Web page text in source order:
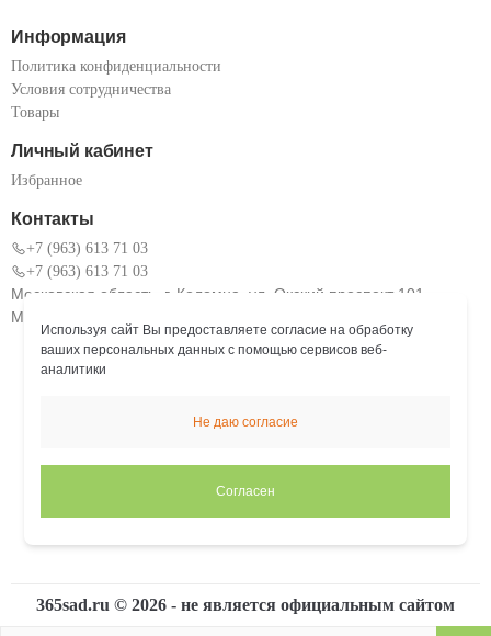
Информация
Политика конфиденциальности
Условия сотрудничества
Товары
Личный кабинет
Избранное
Контакты
+7 (963) 613 71 03
+7 (963) 613 71 03
Московская область, г. Коломна, ул. Окский проспект 101
Мы работаем: Пн. – Пт.: с 9:00 до 18:00
365sad.ru © 2026 - не является официальным сайтом
Используя сайт Вы предоставляете согласие на обработку
ваших персональных данных с помощью сервисов веб-
аналитики
Не даю согласие
Согласен